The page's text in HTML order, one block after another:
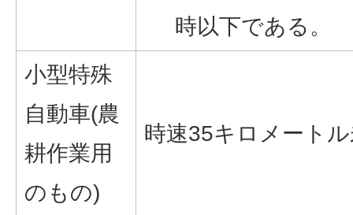
時以下である。
小型特殊
自動車(農
耕作業用
のもの)
時速35キロメート